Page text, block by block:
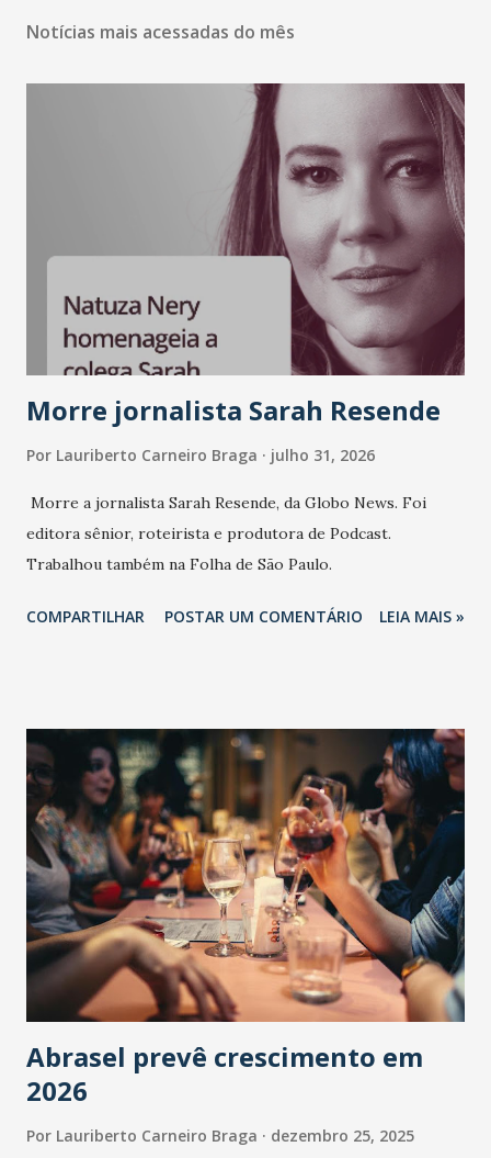
Notícias mais acessadas do mês
Morre jornalista Sarah Resende
Por Lauriberto Carneiro Braga julho 31, 2026
Morre a jornalista Sarah Resende, da Globo News. Foi
editora sênior, roteirista e produtora de Podcast.
Trabalhou também na Folha de São Paulo.
COMPARTILHAR POSTAR UM COMENTÁRIO LEIA MAIS »
Abrasel prevê crescimento em
2026
Por Lauriberto Carneiro Braga dezembro 25, 2025